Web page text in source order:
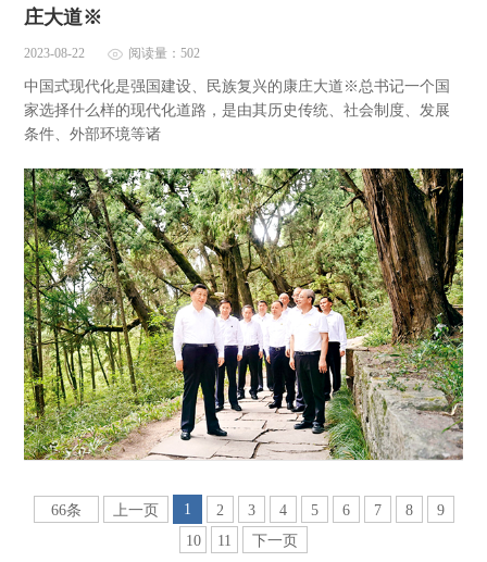
庄大道※
2023-08-22 阅读量：502
中国式现代化是强国建设、民族复兴的康庄大道※总书记一个国
家选择什么样的现代化道路，是由其历史传统、社会制度、发展
条件、外部环境等诸
66条 上一页 1 2 3 4 5 6 7 8
9
10
11 下一页